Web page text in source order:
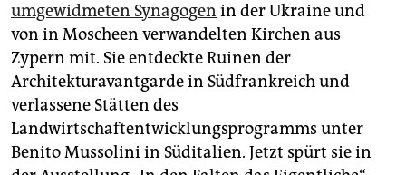
abo
genossenschaft
epaper login
umgewidmeten Synagogen in der Ukraine und
von in Moscheen verwandelten Kirchen aus
Zypern mit. Sie entdeckte Ruinen der
Architekturavantgarde in Südfrankreich und
verlassene Stätten des
Landwirtschaftentwicklungsprogramms unter
Benito Mussolini in Süditalien. Jetzt spürt sie in